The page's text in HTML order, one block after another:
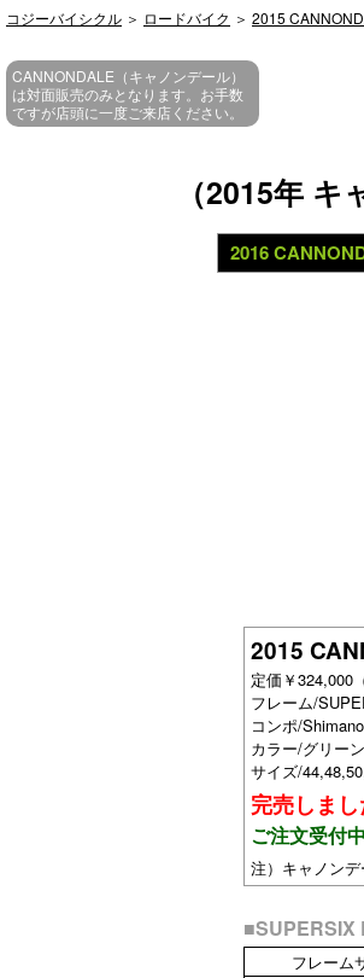
コジーバイシクル ＞ ロードバイク ＞ 2015
（2015年
CANNONDALE（キャノンデール）
は対面販売のみとなります。お手数
ですが店頭に一度ご来店ください。
2016
2015
定価￥324,000
フレーム/
コンポ/
カラー/グリーン
サイズ/
完売しまし
ご注文受付
注）キャノン
■SUPERSIX
フレーム